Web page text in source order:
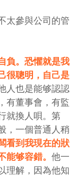
太參與公司的管
負。恐懼就是我
很聰明，自己是
人也是能够認認
有董事會，有監
就換人唄。第
，一個普通人稍
看到我現在的狀
够容錯。 他一
理解，因為他知